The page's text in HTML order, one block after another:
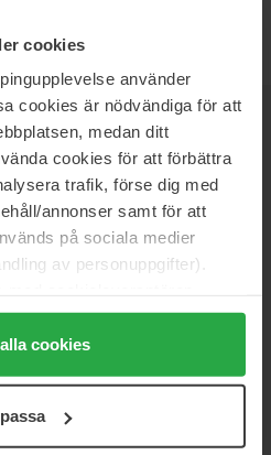
cookies
använder
cookies är nödvändiga för att
medan ditt
cookies för att förbättra
trafik, förse dig med
annonser samt för att
på sociala medier
av personuppgifter).
alla cookies" accepterar du
"Detaljer" kan anpassa
kan när som helst återkalla
cookies
SIĘ JAKO PIERWSZY
Ci najnowsze trendy, porady i